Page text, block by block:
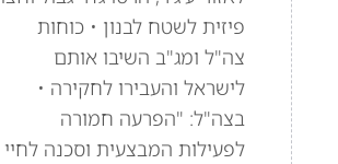
פיזית לשטח לבנון • כוחות
צה"ל ומג"ב השיבו אותם
לישראל והעבירו לחקירה •
בצה"ל: "הפרעה חמורה
לפעילות המבצעית וסכנה לחיי